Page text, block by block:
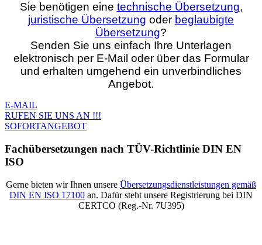
Sie benötigen eine technische Übersetzung,
juristische Übersetzung oder beglaubigte
Übersetzung?
Senden Sie uns einfach Ihre Unterlagen
elektronisch per E‑Mail oder über das Formular
und erhalten umgehend ein unverbindliches
Angebot.
E-MAIL
RUFEN SIE UNS AN !!!
SOFORTANGEBOT
Fachübersetzungen nach TÜV-Richtlinie DIN EN
ISO
Gerne bieten wir Ihnen unsere Übersetzungsdienstleistungen gemäß
DIN EN ISO 17100 an. Dafür steht unsere Registrierung bei DIN
CERTCO (Reg.-Nr. 7U395)